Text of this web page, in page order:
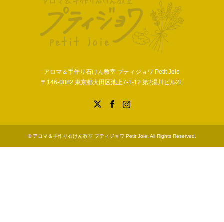
アロマ＆手作り石けん教室 プティジョワ Petit Joie
〒146-0082 東京都大田区池上7-1-12 第2湯川ビル2F
© アロマ＆手作り石けん教室 プティジョワ Petit Joie . All Rights Reserved.